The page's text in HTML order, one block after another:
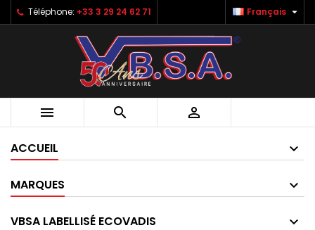
Téléphone: +33 3 29 24 62 71 Français 
  
ACCUEIL
MARQUES
VBSA LABELLISÉ ECOVADIS